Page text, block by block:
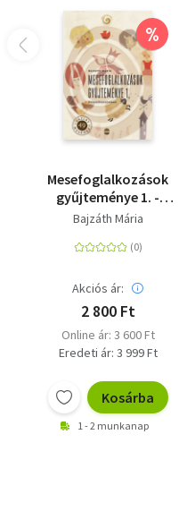
%
Mesefoglalkozások
gyűjteménye 1. -
Pedagógusoknak
Bajzáth Mária
Akciós ár:
2 800 Ft
Online ár: 3 600 Ft
Eredeti ár: 3 999 Ft
Kosárba
1 - 2 munkanap